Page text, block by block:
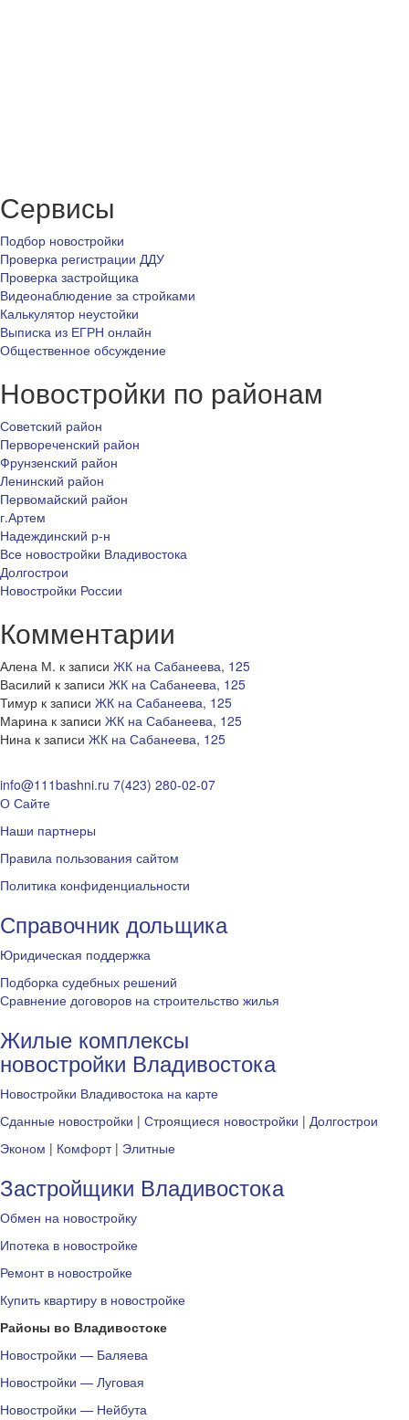
Сервисы
Подбор новостройки
Проверка регистрации ДДУ
Проверка застройщика
Видеонаблюдение за стройками
Калькулятор неустойки
Выписка из ЕГРН онлайн
Общественное обсуждение
Новостройки по районам
Советский район
Первореченский район
Фрунзенский район
Ленинский район
Первомайский район
г.Артем
Надеждинский р-н
Все новостройки Владивостока
Долгострои
Новостройки России
Комментарии
Алена М. к записи ЖК на Сабанеева, 125
Василий к записи ЖК на Сабанеева, 125
Тимур к записи ЖК на Сабанеева, 125
Марина к записи ЖК на Сабанеева, 125
Нина к записи ЖК на Сабанеева, 125
info@111bashni.ru 7(423) 280-02-07
О Сайте
Наши партнеры
Правила пользования сайтом
Политика конфиденциальности
Справочник дольщика
Юридическая поддержка
Подборка судебных решений
Сравнение договоров на строительство жилья
Жилые комплексы
новостройки Владивостока
Новостройки Владивостока на карте
Сданные новостройки | Строящиеся новостройки | Долгострои
Эконом | Комфорт| Элитные
Застройщики Владивостока
Обмен на новостройку
Ипотека в новостройке
Ремонт в новостройке
Купить квартиру в новостройке
Районы во Владивостоке
Новостройки — Баляева
Новостройки — Луговая
Новостройки — Нейбута